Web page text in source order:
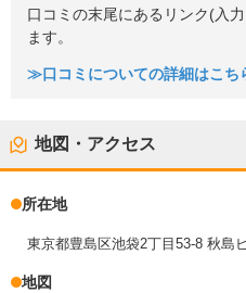
口コミの末尾にあるリンク(入
ます。
≫口コミについての詳細はこち
地図・アクセス
所在地
東京都豊島区池袋2丁目53-8 秋島
地図